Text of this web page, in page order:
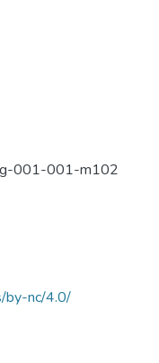
001-001-m102
by-nc/4.0/